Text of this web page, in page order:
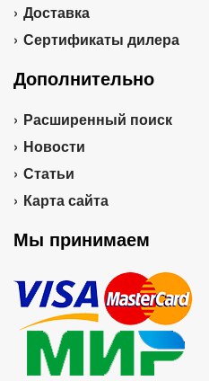
Доставка
Сертификаты дилера
Дополнительно
Расширенный поиск
Новости
Статьи
Карта сайта
Мы принимаем